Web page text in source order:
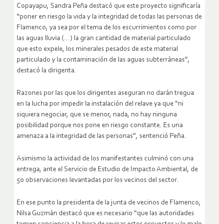
Copayapu, Sandra Peña destacó que este proyecto significaría
“poner en riesgo la vida y la integridad de todas las personas de
Flamenco, ya sea por el tema de los escurrimientos como por
las aguas lluvia (…) la gran cantidad de material particulado
que esto expele, los minerales pesados de este material
particulado y la contaminación de las aguas subterráneas”,
destacó la dirigenta.
Razones por las que los dirigentes aseguran no darán tregua
en la lucha por impedir la instalación del relave ya que “ni
siquiera negociar, que se menor, nada, no hay ninguna
posibilidad porque nos pone en riesgo constante. Es una
amenaza a la integridad de las personas”, sentenció Peña.
Asimismo la actividad de los manifestantes culminó con una
entrega, ante el Servicio de Estudio de Impacto Ambiental, de
50 observaciones levantadas por los vecinos del sector.
En ese punto la presidenta de la junta de vecinos de Flamenco,
Nilsa Guzmán destacó que es necesario “que las autoridades